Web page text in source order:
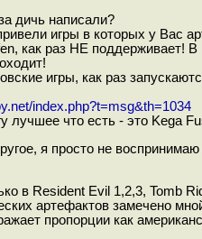
дичь написали?
игры в которых у Вас
как раз НЕ поддерживает!
игры, как раз
index.php?t=msg&th=1034
лучшее что есть - это Kega
я просто не
в Resident Evil 1,2,3, Tomb
артефактов замечено
пропорции как